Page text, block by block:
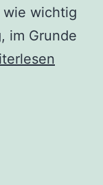
wie wichtig
im Grunde